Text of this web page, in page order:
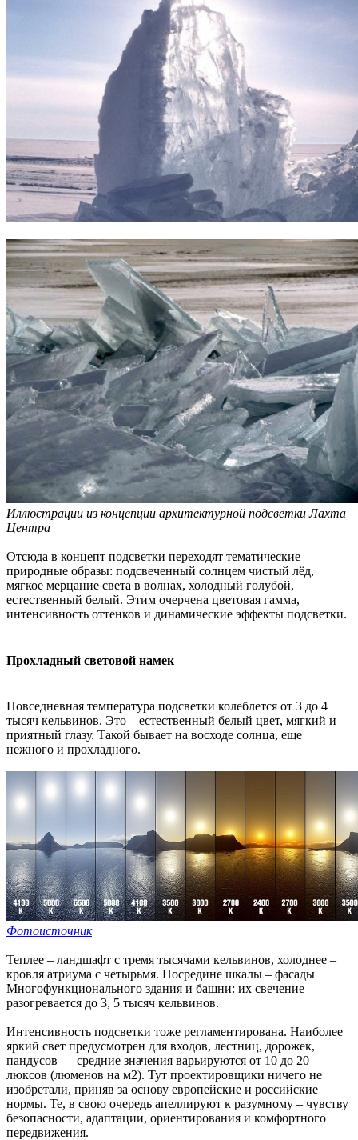
Иллюстрации из концепции архитектурной подсветки Лахта
Центра
Отсюда в концепт подсветки переходят тематические
природные образы: подсвеченный солнцем чистый лёд,
мягкое мерцание света в волнах, холодный голубой,
естественный белый. Этим очерчена цветовая гамма,
интенсивность оттенков и динамические эффекты подсветки.
Прохладный световой намек
Повседневная температура подсветки колеблется от 3 до 4
тысяч кельвинов. Это – естественный белый цвет, мягкий и
приятный глазу. Такой бывает на восходе солнца, еще
нежного и прохладного.
Фотоисточник
Теплее – ландшафт с тремя тысячами кельвинов, холоднее –
кровля атриума с четырьмя. Посредине шкалы – фасады
Многофункционального здания и башни: их свечение
разогревается до 3, 5 тысяч кельвинов.
Интенсивность подсветки тоже регламентирована. Наиболее
яркий свет предусмотрен для входов, лестниц, дорожек,
пандусов — средние значения варьируются от 10 до 20
люксов (люменов на м2). Тут проектировщики ничего не
изобретали, приняв за основу европейские и российские
нормы. Те, в свою очередь апеллируют к разумному – чувству
безопасности, адаптации, ориентирования и комфортного
передвижения.